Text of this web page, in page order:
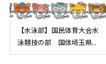
【水泳部】国民体育大会水
泳競技の部 国体埼玉県...